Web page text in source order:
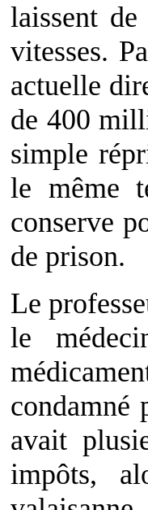
laissent
vitesses.
actuelle
de 400
simple
le même
conserve
de prison.
Le
le
condamné
avait
impôts,